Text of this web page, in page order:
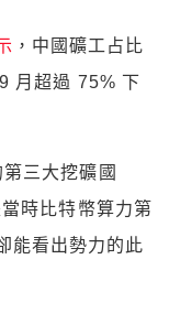
，中國礦工占比
月超過 75% 下
三大挖礦國
時比特幣算力第
能看出勢力的此